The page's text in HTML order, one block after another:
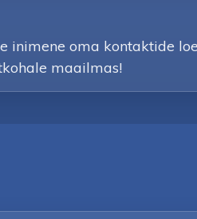
oma kontaktide
maailmas!